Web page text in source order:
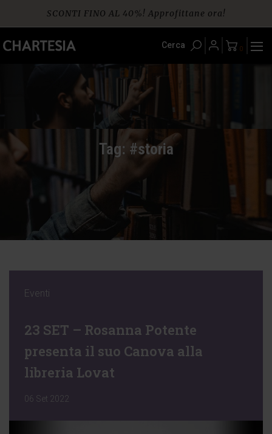
content
SCONTI FINO AL 40%! Approfittane ora!
Spedizione gratuita per ordini da € 60
Cerca 0
Tag: #storia
Eventi
23 SET – Rosanna Potente
presenta il suo Canova alla
libreria Lovat
06 Set 2022